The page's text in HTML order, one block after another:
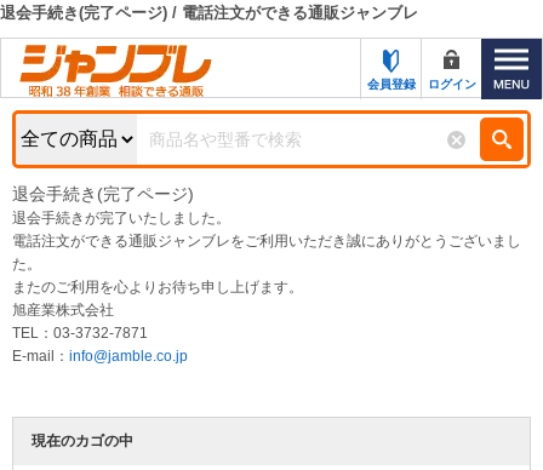
カテゴリー一覧
お知らせ
特集・キャンペーン一覧
初めての方へ
キーワード検索
検索条件
商品カテゴリから選ぶ
商品ステータスで絞る
おすすめ
NEW
退会手続き(完了ページ) / 電話注文ができる通販ジャンブレ
会員登録 ログイン
退会手続き(完了ページ)
退会手続きが完了いたしました。
電話注文ができる通販ジャンブレをご利用いただき誠にありがとうございまし
た。
またのご利用を心よりお待ち申し上げます。
旭産業株式会社
TEL：03-3732-7871
E-mail： info@jamble.co.jp
現在のカゴの中